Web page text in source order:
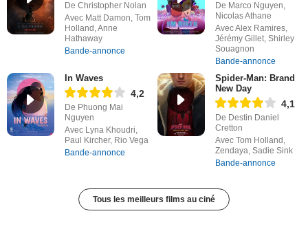
De Christopher Nolan
Avec Matt Damon, Tom
Holland, Anne
Hathaway
Bande-annonce
De Marco Nguyen,
Nicolas Athane
Avec Alex Ramires,
Jérémy Gillet, Shirley
Souagnon
Bande-annonce
In Waves
4,2
De Phuong Mai
Nguyen
Avec Lyna Khoudri,
Paul Kircher, Rio Vega
Bande-annonce
Spider-Man: Brand
New Day
4,1
De Destin Daniel
Cretton
Avec Tom Holland,
Zendaya, Sadie Sink
Bande-annonce
Tous les meilleurs films au ciné